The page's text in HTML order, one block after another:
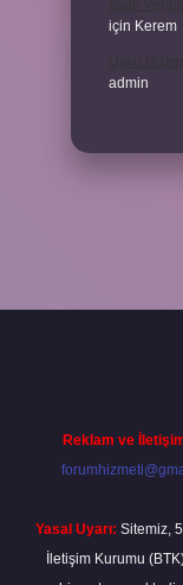
için Kerem
admin
Reklam ve
Yasal Uyarı: Sitemiz,
İletişim Kurumu